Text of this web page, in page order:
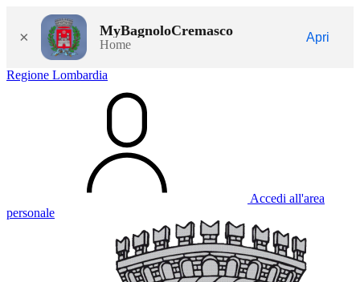
× MyBagnoloCremasco
Home
Apri
Regione Lombardia
Accedi all'area
personale